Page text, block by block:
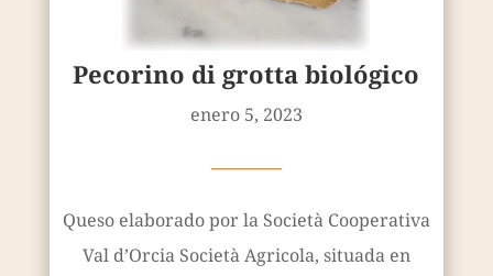
Pecorino di grotta biológico
enero 5, 2023
————
Queso elaborado por la Società Cooperativa
Val d’Orcia Società Agricola, situada en